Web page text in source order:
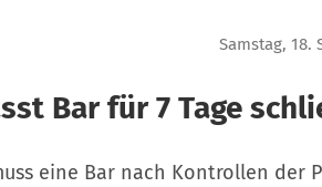
Samstag, 18.
Bar für 7 Tage
eine Bar nach Kontrollen der